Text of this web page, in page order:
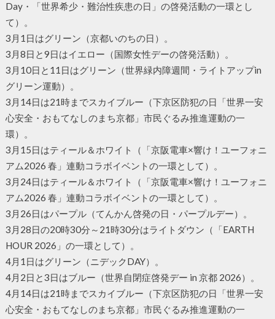
Day・「世界希少・難治性疾患の日」の啓発活動の一環とし
て）。
3月1日はグリーン（京都いのちの日）。
3月8日と9日はイエロー（国際女性デーの啓発活動）。
3月10日と11日はグリーン（世界緑内障週間・ライトアップin
グリーン運動）。
3月14日は21時までスカイブルー（下京区防犯の日「世界一安
心安全・おもてなしのまち京都」市民ぐるみ推進運動の一
環）。
3月15日はティール＆ホワイト（「京阪電車×響け！ユーフォニ
アム2026 春」連動コラボイベントの一環として）。
3月24日はティール＆ホワイト（「京阪電車×響け！ユーフォニ
アム2026 春」連動コラボイベントの一環として）。
3月26日はパープル（てんかん啓発の日・パープルデー）。
3月28日の20時30分～21時30分はライトダウン（「EARTH
HOUR 2026」の一環として）。
4月1日はグリーン（ニデックDAY）。
4月2日と3日はブルー（世界自閉症啓発デー in 京都 2026）。
4月14日は21時までスカイブルー（下京区防犯の日「世界一安
心安全・おもてなしのまち京都」市民ぐるみ推進運動の一